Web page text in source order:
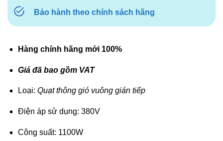
Bảo hành theo chính sách hãng
Hàng chính hãng mới 100%
Giá đã bao gồm VAT
Loại: Quạt thông gió vuông gián tiếp
Điện áp sử dụng: 380V
Công suất: 1100W